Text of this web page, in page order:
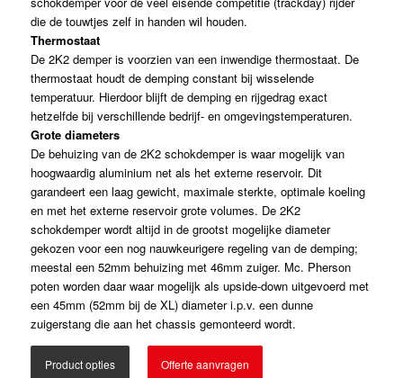
die de touwtjes zelf in handen wil houden.
Thermostaat
De 2K2 demper is voorzien van een inwendige thermostaat. De
thermostaat houdt de demping constant bij wisselende
temperatuur. Hierdoor blijft de demping en rijgedrag exact
hetzelfde bij verschillende bedrijf- en omgevingstemperaturen.
Grote diameters
De behuizing van de 2K2 schokdemper is waar mogelijk van
hoogwaardig aluminium net als het externe reservoir. Dit
garandeert een laag gewicht, maximale sterkte, optimale koeling
en met het externe reservoir grote volumes. De 2K2
schokdemper wordt altijd in de grootst mogelijke diameter
gekozen voor een nog nauwkeurigere regeling van de demping;
meestal een 52mm behuizing met 46mm zuiger. Mc. Pherson
poten worden daar waar mogelijk als upside-down uitgevoerd met
een 45mm (52mm bij de XL) diameter i.p.v. een dunne
zuigerstang die aan het chassis gemonteerd wordt.
Product opties Offerte aanvragen